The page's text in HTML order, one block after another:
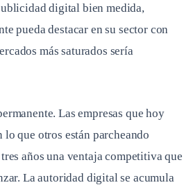
digital bien medida,
pueda destacar en su sector con
más saturados sería
Las empresas que hoy
que otros están parcheando
años una ventaja competitiva que
La autoridad digital se acumula